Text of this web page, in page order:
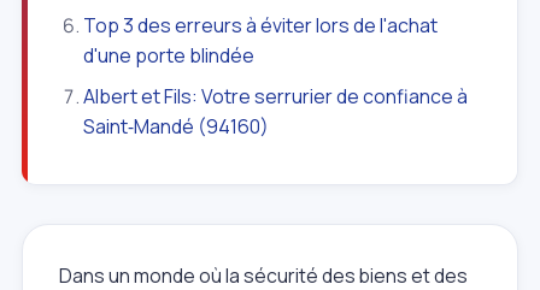
Top 3 des erreurs à éviter lors de l'achat
d'une porte blindée
Albert et Fils: Votre serrurier de confiance à
Saint‑Mandé (94160)
Dans un monde où la sécurité des biens et des